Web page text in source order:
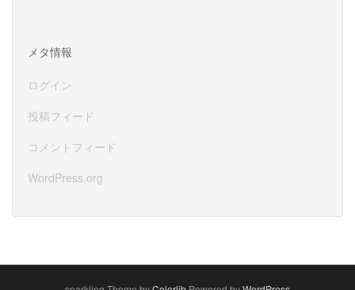
メタ情報
ログイン
投稿フィード
コメントフィード
WordPress.org